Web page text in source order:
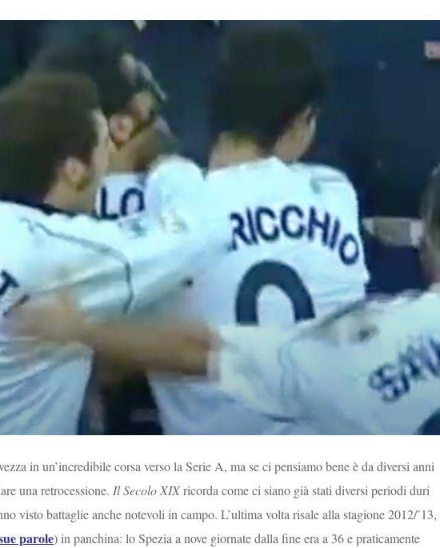
in un’incredibile corsa verso la Serie A, ma se ci pensiamo bene è da diversi anni
una retrocessione. Il Secolo XIXricorda come ci siano già stati diversi periodi duri
visto battaglie anche notevoli in campo. L’ultima volta risale alla stagione 2012/’13,
parole) in panchina: lo Spezia a nove giornate dalla fine era a 36 e praticamente